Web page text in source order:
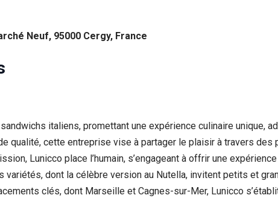
Neuf, 95000 Cergy, France
italiens, promettant une expérience culinaire unique,
qualité, cette entreprise vise à partager le plaisir à travers
Lunicco place l’humain, s’engageant à offrir une
dont la célèbre version au Nutella, invitent petits et
clés, dont Marseille et Cagnes-sur-Mer, Lunicco